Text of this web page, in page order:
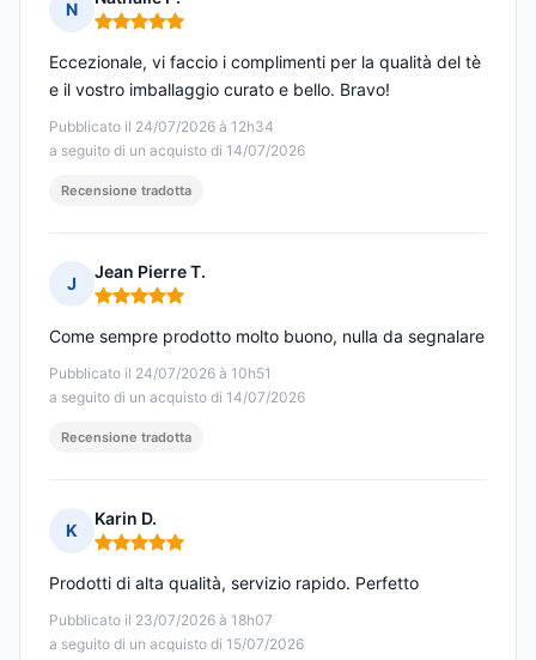
N
Nota: 5 su 5
Pubblicato il 24/07/2026 à 12h34
a seguito di un acquisto di 14/07/2026
Eccezionale, vi faccio i complimenti per la qualità del tè
e il vostro imballaggio curato e bello. Bravo!
Recensione tradotta
J
Jean Pierre T.
Nota: 5 su 5
Pubblicato il 24/07/2026 à 10h51
a seguito di un acquisto di 14/07/2026
Come sempre prodotto molto buono, nulla da segnalare
Recensione tradotta
K
Karin D.
Nota: 5 su 5
Pubblicato il 23/07/2026 à 18h07
a seguito di un acquisto di 15/07/2026
Prodotti di alta qualità, servizio rapido. Perfetto